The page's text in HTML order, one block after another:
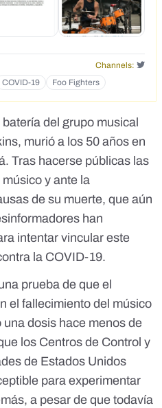
Channels:
COVID-19 Foo Fighters
del grupo musical
murió a los 50 años en
. Tras hacerse públicas las
y ante la
de su muerte, que aún
han
intentar vincular este
la COVID-19.
prueba de que el
el fallecimiento del músico
dosis hace menos de
los Centros de Control y
de Estados Unidos
para experimentar
a pesar de que todavía